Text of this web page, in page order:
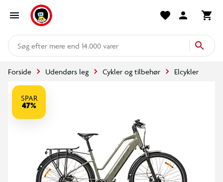
mere end 14.000 varer
Forside Udendørs leg Cykler og tilbehør Elcykler
SPAR
47%